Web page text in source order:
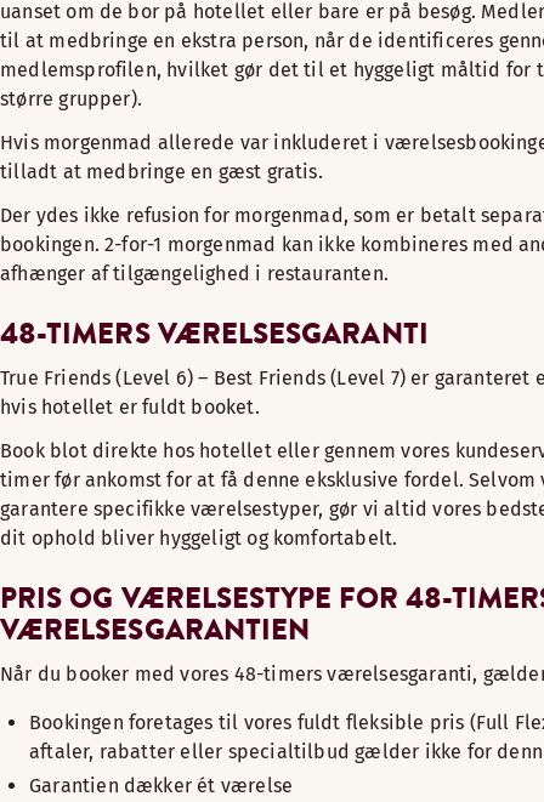
uanset om de bor på hotellet eller bare er på besøg.
til at medbringe en ekstra person, når de identificeres
medlemsprofilen, hvilket gør det til et hyggeligt måltid for
større grupper).
Hvis morgenmad allerede var inkluderet i
tilladt at medbringe en gæst gratis.
Der ydes ikke refusion for morgenmad, som er betalt
bookingen. 2-for-1 morgenmad kan ikke kombineres med
afhænger af tilgængelighed i restauranten.
48-TIMERS VÆRELSESGARANTI
True Friends (Level 6) – Best Friends (Level 7) er
hvis hotellet er fuldt booket.
Book blot direkte hos hotellet eller gennem vores
timer før ankomst for at få denne eksklusive fordel. Selvom
garantere specifikke værelsestyper, gør vi altid vores
dit ophold bliver hyggeligt og komfortabelt.
PRIS OG VÆRELSESTYPE FOR 48-
VÆRELSESGARANTIEN
Når du booker med vores 48-timers værelsesgaranti,
Bookingen foretages til vores fuldt fleksible pris (Full
aftaler, rabatter eller specialtilbud gælder ikke for
Garantien dækker ét værelse